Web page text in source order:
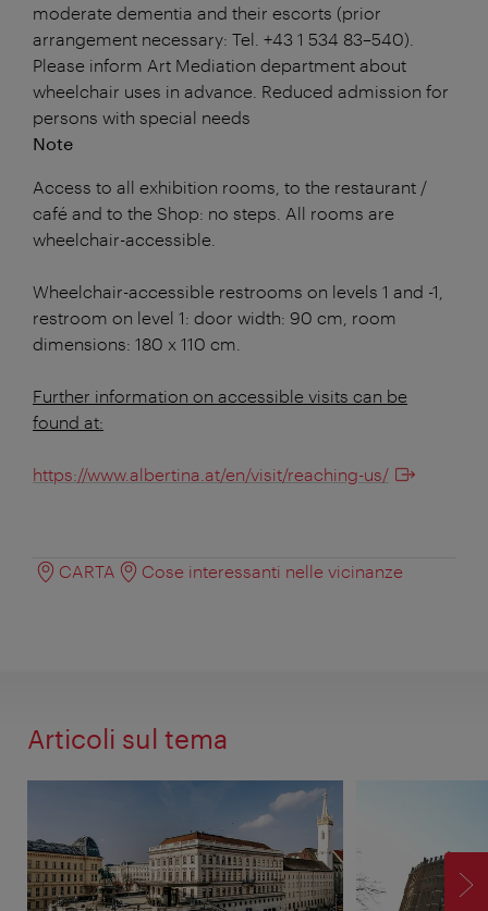
moderate dementia and their escorts (prior
arrangement necessary: Tel. +43 1 534 83–540).
Please inform Art Mediation department about
wheelchair uses in advance. Reduced admission for
persons with special needs
Note
Access to all exhibition rooms, to the restaurant /
café and to the Shop: no steps. All rooms are
wheelchair-accessible.
Wheelchair-accessible restrooms on levels 1 and -1,
restroom on level 1: door width: 90 cm, room
dimensions: 180 x 110 cm.
Further information on accessible visits can be
found at:
https://www.albertina.at/en/visit/reaching-us/
CARTA Cose interessanti nelle vicinanze
Articoli sul tema